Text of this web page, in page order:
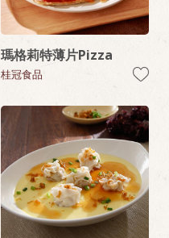
瑪格莉特薄片Pizza
桂冠食品